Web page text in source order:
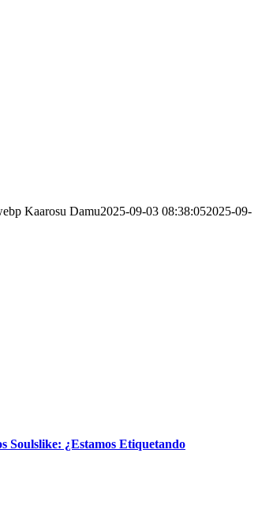
Kaarosu Damu2025-09-03 08:38:052025-09-
Soulslike: ¿Estamos Etiquetando